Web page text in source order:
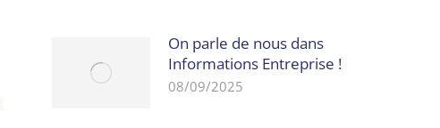
On parle de nous dans
Informations Entreprise !
08/09/2025